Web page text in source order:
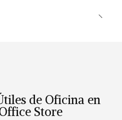
de Oficina en
Store